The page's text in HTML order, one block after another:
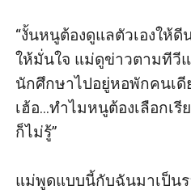
“งั้นหนูต้องดูแลตัวเองให้
ให้มั่นใจ แม่ดูข่าวตามทีวี
นักศึกษาไปอยู่หอพักคนเ
เฮ้อ...ทำไมหนูต้องเลือกเ
ก็ไม่รู้”
แม่พูดแบบนี้กับฉันมาเป็น